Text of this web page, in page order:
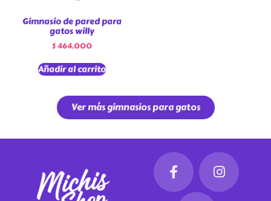
Gimnasio de pared para
gatos willy
$464.000
Añadir al carrito
Ver más gimnasios para gatos